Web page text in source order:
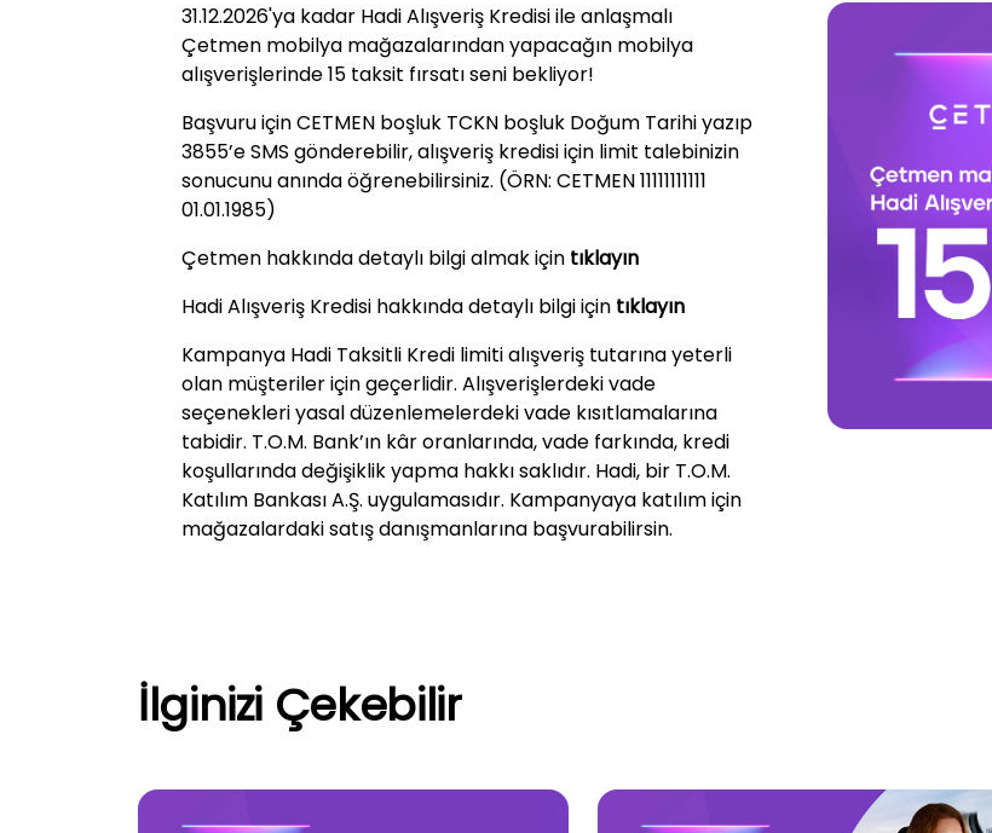
31.12.2026'ya kadar Hadi Alışveriş Kredisi ile anlaşmalı
Çetmen mobilya mağazalarından yapacağın mobilya
alışverişlerinde 15 taksit fırsatı seni bekliyor!
Başvuru için CETMEN boşluk TCKN boşluk Doğum Tarihi yazıp
3855’e SMS gönderebilir, alışveriş kredisi için limit talebinizin
sonucunu anında öğrenebilirsiniz. (ÖRN: CETMEN 11111111111
01.01.1985)
Çetmen hakkında detaylı bilgi almak için tıklayın
Hadi Alışveriş Kredisi hakkında detaylı bilgi için tıklayın
Kampanya Hadi Taksitli Kredi limiti alışveriş tutarına yeterli
olan müşteriler için geçerlidir. Alışverişlerdeki vade
seçenekleri yasal düzenlemelerdeki vade kısıtlamalarına
tabidir. T.O.M. Bank’ın kâr oranlarında, vade farkında, kredi
koşullarında değişiklik yapma hakkı saklıdır. Hadi, bir T.O.M.
Katılım Bankası A.Ş. uygulamasıdır. Kampanyaya katılım için
mağazalardaki satış danışmanlarına başvurabilirsin.
İlginizi Çekebilir